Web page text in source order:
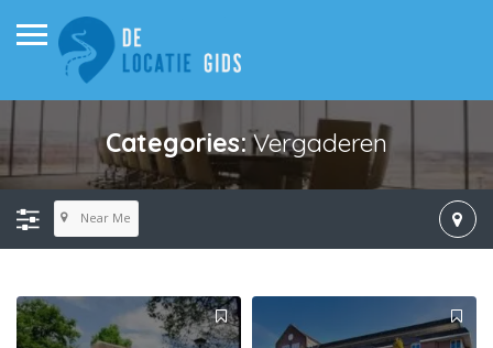
Categories:Vergaderen
Near Me